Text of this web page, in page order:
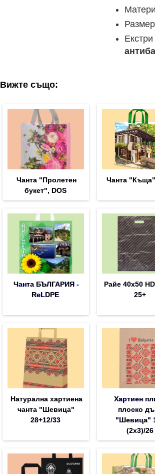
Вижте също:
Чанта "Пролетен
букет", DOS
Чанта
Чанта БЪЛГАРИЯ -
ReLDPE
Райе 40х50
25+
Натурална хартиена
чанта "Шевица"
28+12/33
Хартиен
плоско
"Шевица"
(2х3)/26